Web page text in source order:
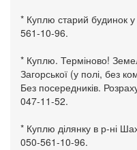
* Куплю старий будинок у
561-10-96.
* Куплю. Терміново!
Загорської (у полі, без
Без посередників.
047-11-52.
* Куплю ділянку в р-ні
050-561-10-96.